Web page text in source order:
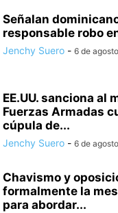
Señalan
responsable robo
Jenchy Suero - 6 de
EE.UU. sanciona al
Fuerzas Armadas
cúpula de...
Jenchy Suero - 6 de
Chavismo y
formalmente la
para abordar...